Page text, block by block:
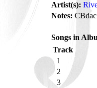
Artist(s):
Notes:
Songs in
Track
1
2
3